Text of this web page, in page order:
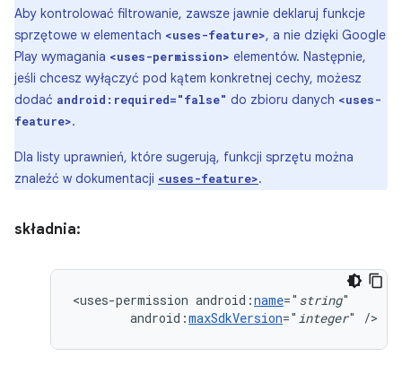
Aby kontrolować filtrowanie, zawsze jawnie deklaruj funkcje
sprzętowe w elementach <uses-feature>, a nie dzięki Google
Play wymagania <uses-permission> elementów. Następnie,
jeśli chcesz wyłączyć pod kątem konkretnej cechy, możesz
dodać android:required="false" do zbioru danych <uses-
feature>.
Dla listy uprawnień, które sugerują, funkcji sprzętu można
znaleźć w dokumentacji <uses-feature>.
składnia:
<uses-permission android:name=" string
android:maxSdkVersion=" integer" />